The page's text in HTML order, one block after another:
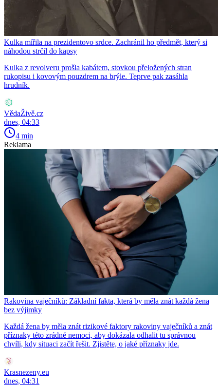
Kulka mířila na prezidentovo srdce. Zachránil ho předmět, který si
náhodou strčil do kapsy
Kulka z revolveru prošla kabátem, stovkou přeložených stran
rukopisu i kovovým pouzdrem na brýle. Teprve pak zasáhla
hrudník.
VědaŽivě.cz
dnes, 04:33
4 min
Reklama
Rakovina vaječníků: Základní fakta, která by měla znát každá žena
bez výjimky
Každá žena by měla znát rizikové faktory rakoviny vaječníků a znát
příznaky této zrádné nemoci, aby dokázala odhalit tu správnou
chvíli, kdy situaci začít řešit. Zjistěte, o jaké příznaky jde.
Krasnezeny.eu
dnes, 04:31